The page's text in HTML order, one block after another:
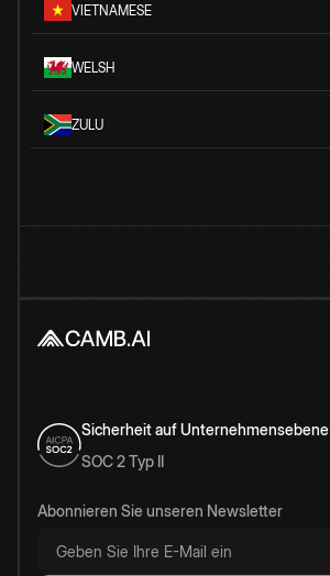
VIETNAMESE
WELSH
ZULU
Sicherheit auf Unternehmensebene
SOC 2 Typ II
Abonnieren Sie unseren Newsletter